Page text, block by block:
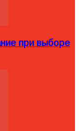
при выборе